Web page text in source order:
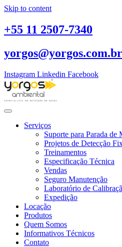
Skip to content
+55 11 2507-7340
yorgos@yorgos.com.br
Instagram Linkedin Facebook
Serviços
Suporte para Parada de
Projetos de Detecção
Treinamentos
Especificação Técnica
Vendas
Seguro Manutenção
Laboratório de
Expedição
Locação
Produtos
Quem Somos
Informativos Técnicos
Contato